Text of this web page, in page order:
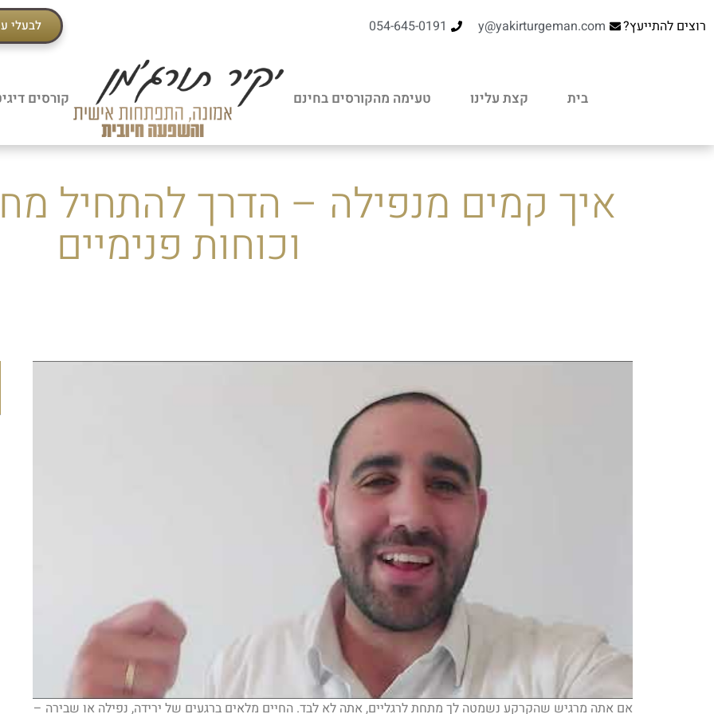
רוצים להתייעץ? y@yakirturgeman.com
054-645-0191 לבעלי
בית קצת עלינו טעימה מהקורסים בחינם קורסים
איך קמים מנפילה – הדרך להתחיל
וכוחות פנימיים
אם אתה מרגיש שהקרקע נשמטה לך מתחת לרגליים, אתה לא לבד. החיים מלאים ברגעים של ירידה, נפילה או שבירה –